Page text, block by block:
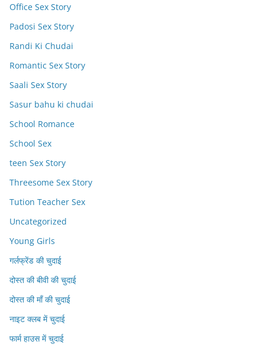
Office Sex Story
Padosi Sex Story
Randi Ki Chudai
Romantic Sex Story
Saali Sex Story
Sasur bahu ki chudai
School Romance
School Sex
teen Sex Story
Threesome Sex Story
Tution Teacher Sex
Uncategorized
Young Girls
गर्लफ्रेंड की चुदाई
दोस्त की बीवी की चुदाई
दोस्त की माँ की चुदाई
नाइट क्लब में चुदाई
फार्म हाउस में चुदाई